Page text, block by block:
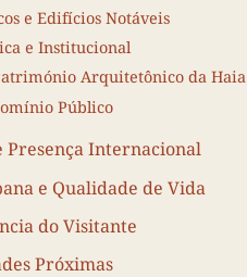
e Edifícios Notáveis
e Institucional
Arquitetônico da Haia
Público
Presença Internacional
e Qualidade de Vida
do Visitante
Próximas